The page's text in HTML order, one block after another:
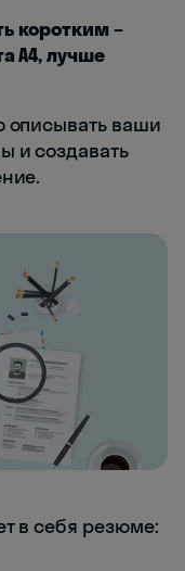
коротким –
А4, лучше
описывать ваши
и создавать
в себя резюме: